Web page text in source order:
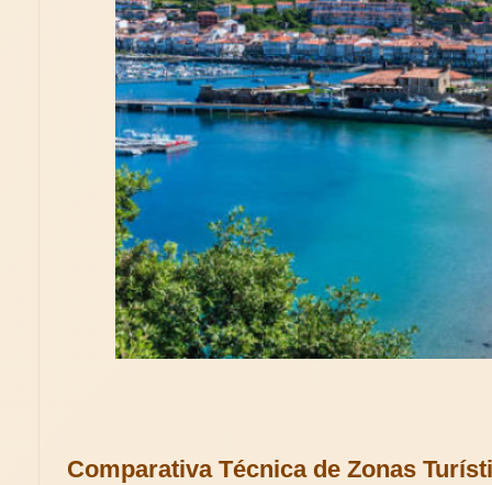
Comparativa Técnica de Zonas